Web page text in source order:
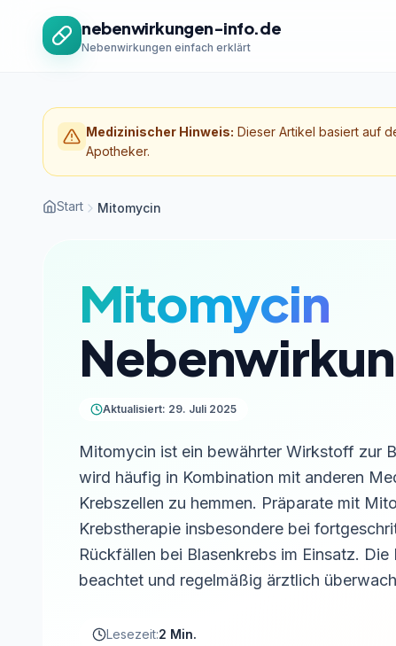
nebenwirkungen-info.de
Nebenwirkungen einfach erklärt
Medizinischer Hinweis: Dieser Artikel basiert auf
Apotheker.
Start Mitomycin
Mitomycin
Aktualisiert: 29. Juli 2025
Mitomycin ist ein bewährter Wirkstoff zur
wird häufig in Kombination mit anderen
Krebszellen zu hemmen. Präparate mit
Krebstherapie insbesondere bei
Rückfällen bei Blasenkrebs im Einsatz.
beachtet und regelmäßig ärztlich
Lesezeit:2 Min.